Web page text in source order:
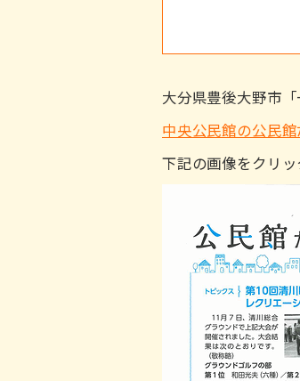
大分県豊後大野市
中央公民館の公民
下記の画像をクリ